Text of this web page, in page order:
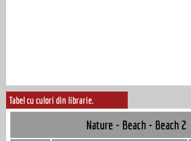
Tabel cu culori din librarie.
Nature - Beach - Beach 2